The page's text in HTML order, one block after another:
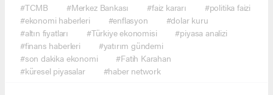
#TCMB #Merkez Bankası #faiz kararı
#politika faizi
#ekonomi haberleri
#enflasyon
#dolar kuru
#altın fiyatları
#Türkiye ekonomisi
#piyasa analizi
#finans haberleri
#yatırım gündemi
#son dakika ekonomi
#Fatih Karahan
#küresel piyasalar
#haber network